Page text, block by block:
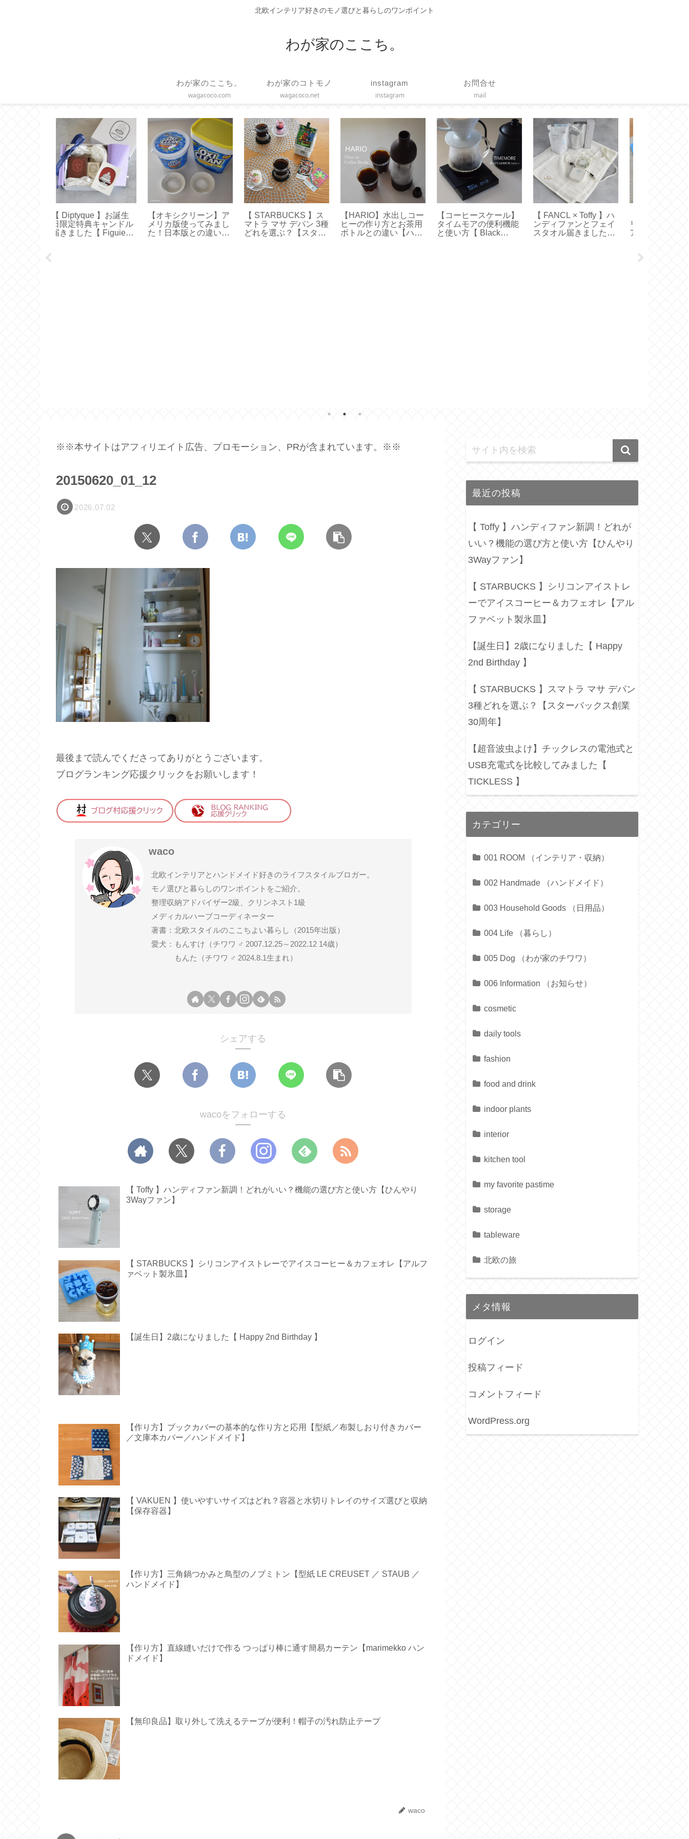
北欧インテリア好きのモノ選びと暮らしのワンポイント
わが家のここち。
わが家のここち。
wagacoco.com
わが家のコトモノ
wagacoco.net
instagram
instagram
お問合せ
mail
【 STARBUCKS 】ス
マトラ マサ デパン 3種
どれを選ぶ？【スター
【HARIO】水出しコー
ヒーの作り方とお茶用
ボトルとの違い【ハリ
【コーヒースケール】
タイムモアの便利機能
と使い方【 Black
【 FANCL × Toffy 】ハ
ンディファンとフェイ
スタオル届きました
【 STARBUCKS 】シ
リコンアイストレーで
アイスコーヒー＆カフ
【誕生日】2歳になり
ました【 Happy 2nd
Birthday 】
※※本サイトはアフィリエイト広告、プロモーション、PRが含まれています。※※
20150620_01_12
2026.07.02
最後まで読んでくださってありがとうございます。
ブログランキング応援クリックをお願いします！
waco
北欧インテリアとハンドメイド好きのライフスタイルブロガー。
モノ選びと暮らしのワンポイントをご紹介。
整理収納アドバイザー2級、クリンネスト1級
メディカルハーブコーディネーター
著書：北欧スタイルのここちよい暮らし（2015年出版）
愛犬：もんすけ（チワワ ♂ 2007.12.25～2022.12 14歳）
もんた（チワワ ♂ 2024.8.1生まれ）
シェアする
wacoをフォローする
【 Toffy 】ハンディファン新調！どれがいい？機能の選び方と使い方【ひんやり
3Wayファン】
【 STARBUCKS 】シリコンアイストレーでアイスコーヒー＆カフェオレ【アルフ
ァベット製氷皿】
【誕生日】2歳になりました【 Happy 2nd Birthday 】
【作り方】ブックカバーの基本的な作り方と応用【型紙／布製しおり付きカバー
／文庫本カバー／ハンドメイド】
【 VAKUEN 】使いやすいサイズはどれ？容器と水切りトレイのサイズ選びと収納
【保存容器】
【作り方】三角鍋つかみと鳥型のノブミトン【型紙 LE CREUSET ／ STAUB ／
ハンドメイド】
【作り方】直線縫いだけで作る つっぱり棒に通す簡易カーテン【marimekko ハン
ドメイド】
【無印良品】取り外して洗えるテープが便利！帽子の汚れ防止テープ
waco
最近の投稿
【 Toffy 】ハンディファン新調！どれが
いい？機能の選び方と使い方【ひんやり
3Wayファン】
【 STARBUCKS 】シリコンアイストレ
ーでアイスコーヒー＆カフェオレ【アル
ファベット製氷皿】
【誕生日】2歳になりました【 Happy
2nd Birthday 】
【 STARBUCKS 】スマトラ マサ デパン
3種どれを選ぶ？【スターバックス創業
30周年】
【超音波虫よけ】チックレスの電池式と
USB充電式を比較してみました【
TICKLESS 】
カテゴリー
001 ROOM （インテリア・収納）
002 Handmade （ハンドメイド）
003 Household Goods （日用品）
004 Life （暮らし）
005 Dog （わが家のチワワ）
006 Information （お知らせ）
cosmetic
daily tools
fashion
food and drink
indoor plants
interior
kitchen tool
my favorite pastime
storage
tableware
北欧の旅
メタ情報
ログイン
投稿フィード
コメントフィード
WordPress.org